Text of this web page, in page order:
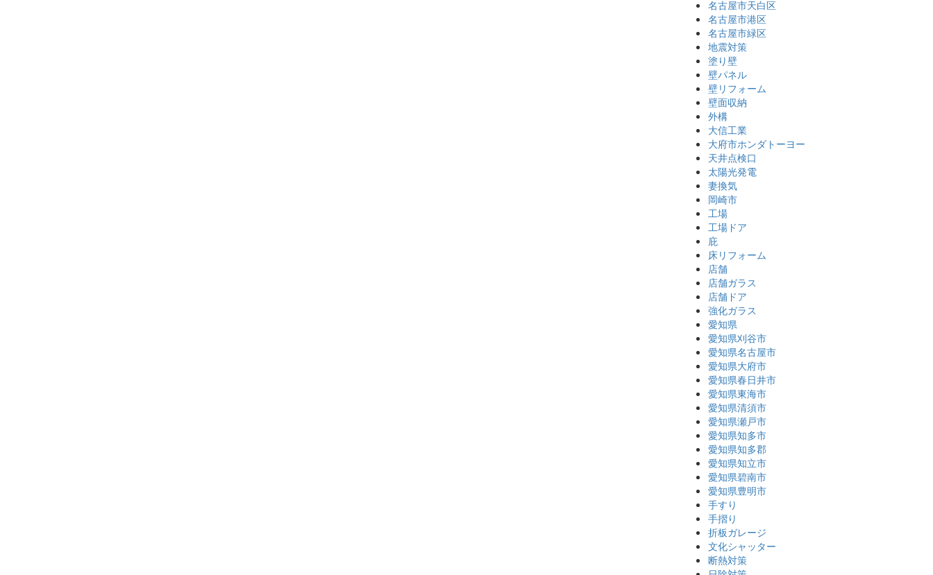
名古屋市天白区
名古屋市港区
名古屋市緑区
地震対策
塗り壁
壁パネル
壁リフォーム
壁面収納
外構
大信工業
大府市ホンダトーヨー
天井点検口
太陽光発電
妻換気
岡崎市
工場
工場ドア
庇
床リフォーム
店舗
店舗ガラス
店舗ドア
強化ガラス
愛知県
愛知県刈谷市
愛知県名古屋市
愛知県大府市
愛知県春日井市
愛知県東海市
愛知県清須市
愛知県瀬戸市
愛知県知多市
愛知県知多郡
愛知県知立市
愛知県碧南市
愛知県豊明市
手すり
手摺り
折板ガレージ
文化シャッター
断熱対策